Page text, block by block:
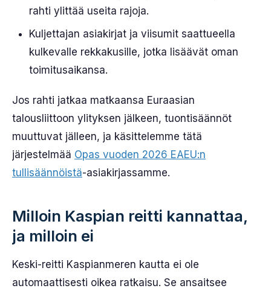
rahti ylittää useita rajoja.
Kuljettajan asiakirjat ja viisumit saattueella
kulkevalle rekkakusille, jotka lisäävät oman
toimitusaikansa.
Jos rahti jatkaa matkaansa Euraasian
talousliittoon ylityksen jälkeen, tuontisäännöt
muuttuvat jälleen, ja käsittelemme tätä
järjestelmää Opas vuoden 2026 EAEU:n
tullisäännöistä-asiakirjassamme.
Milloin Kaspian reitti kannattaa,
ja milloin ei
Keski-reitti Kaspianmeren kautta ei ole
automaattisesti oikea ratkaisu. Se ansaitsee